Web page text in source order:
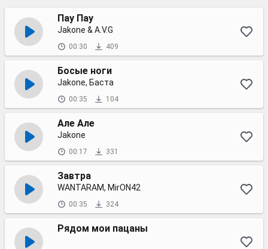
Пау Пау
Jakone & A.V.G
00:30 409
Босые ноги
Jakone, Баста
00:35 104
Але Але
Jakone
00:17 331
Завтра
WANTARAM, MirON42
00:35 324
Рядом мои пацаны